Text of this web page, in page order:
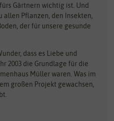
Dürr-Samen
Feldsaaten Freudenberger
Fertil
Flora Elite
Gärtnern wichtig ist. Und
allen Pflanzen, den Insekten,
der für unsere gesunde
dass es Liebe und
2003 die Grundlage für die
Müller waren. Was im
großen Projekt gewachsen,